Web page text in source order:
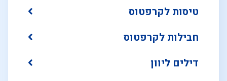
טיסות לקרפטוס
חבילות לקרפטוס
דילים ליוון